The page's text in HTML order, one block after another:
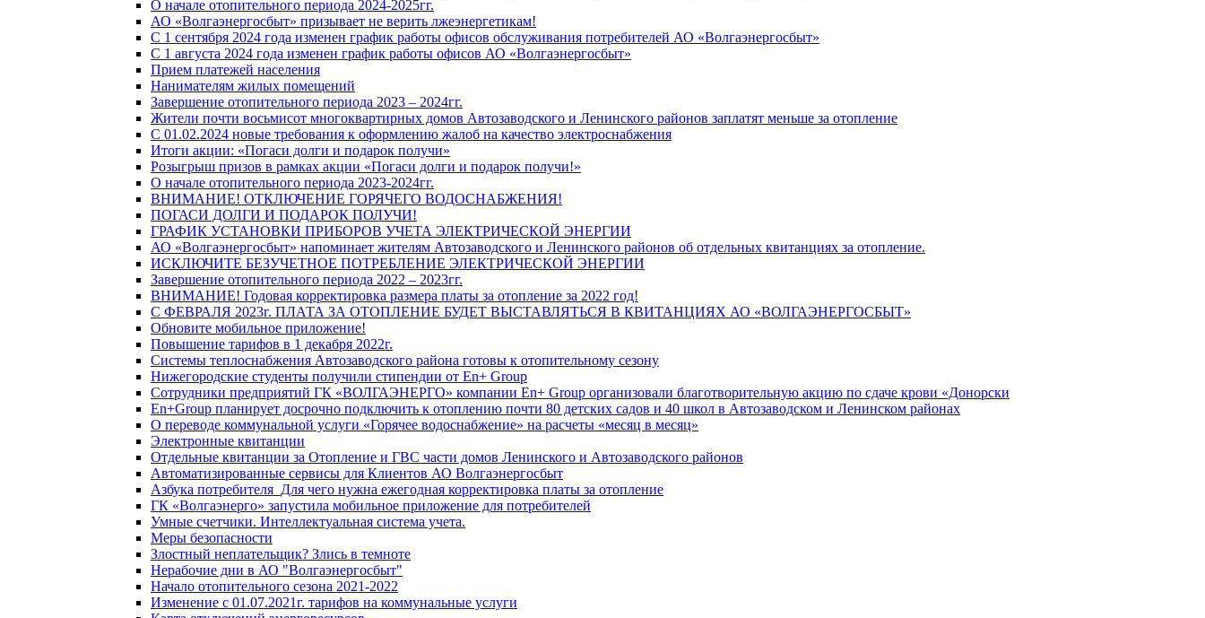
О начале отопительного периода 2024-2025гг.
АО «Волгаэнергосбыт» призывает не верить лжеэнергетикам!
С 1 сентября 2024 года изменен график работы офисов обслуживания потребителей АО «Волгаэнергосбыт»
С 1 августа 2024 года изменен график работы офисов АО «Волгаэнергосбыт»
Прием платежей населения
Нанимателям жилых помещений
Завершение отопительного периода 2023 – 2024гг.
Жители почти восьмисот многоквартирных домов Автозаводского и Ленинского районов заплатят меньше за отопление
С 01.02.2024 новые требования к оформлению жалоб на качество электроснабжения
Итоги акции: «Погаси долги и подарок получи»
Розыгрыш призов в рамках акции «Погаси долги и подарок получи!»
О начале отопительного периода 2023-2024гг.
ВНИМАНИЕ! ОТКЛЮЧЕНИЕ ГОРЯЧЕГО ВОДОСНАБЖЕНИЯ!
ПОГАСИ ДОЛГИ И ПОДАРОК ПОЛУЧИ!
ГРАФИК УСТАНОВКИ ПРИБОРОВ УЧЕТА ЭЛЕКТРИЧЕСКОЙ ЭНЕРГИИ
АО «Волгаэнергосбыт» напоминает жителям Автозаводского и Ленинского районов об отдельных квитанциях за отопление.
ИСКЛЮЧИТЕ БЕЗУЧЕТНОЕ ПОТРЕБЛЕНИЕ ЭЛЕКТРИЧЕСКОЙ ЭНЕРГИИ
Завершение отопительного периода 2022 – 2023гг.
ВНИМАНИЕ! Годовая корректировка размера платы за отопление за 2022 год!
С ФЕВРАЛЯ 2023г. ПЛАТА ЗА ОТОПЛЕНИЕ БУДЕТ ВЫСТАВЛЯТЬСЯ В КВИТАНЦИЯХ АО «ВОЛГАЭНЕРГОСБЫТ»
Обновите мобильное приложение!
Повышение тарифов в 1 декабря 2022г.
Системы теплоснабжения Автозаводского района готовы к отопительному сезону
Нижегородские студенты получили стипендии от En+ Group
Сотрудники предприятий ГК «ВОЛГАЭНЕРГО» компании En+ Group организовали благотворительную акцию по сдаче крови «Донорски
En+Group планирует досрочно подключить к отоплению почти 80 детских садов и 40 школ в Автозаводском и Ленинском районах
О переводе коммунальной услуги «Горячее водоснабжение» на расчеты «месяц в месяц»
Электронные квитанции
Отдельные квитанции за Отопление и ГВС части домов Ленинского и Автозаводского районов
Автоматизированные сервисы для Клиентов АО Волгаэнергосбыт
Азбука потребителя_Для чего нужна ежегодная корректировка платы за отопление
ГК «Волгаэнерго» запустила мобильное приложение для потребителей
Умные счетчики. Интеллектуальная система учета.
Меры безопасности
Злостный неплательщик? Злись в темноте
Нерабочие дни в АО "Волгаэнергосбыт"
Начало отопительного сезона 2021-2022
Изменение с 01.07.2021г. тарифов на коммунальные услуги